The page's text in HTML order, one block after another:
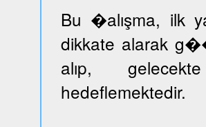
Bu �alışma, ilk
dikkate alarak
alıp,
hedeflemektedir.